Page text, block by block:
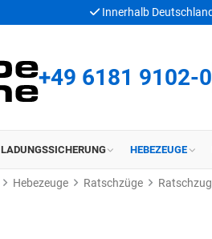
Innerhalb
+49 6181 9102-0
LADUNGSSICHERUNG HEBEZEUGE
Hebezeuge Ratschzüge